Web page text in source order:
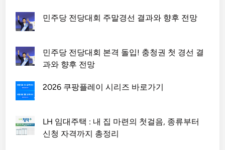
민주당 전당대회 주말경선 결과와 향후 전망
민주당 전당대회 본격 돌입! 충청권 첫 경선 결
과와 향후 전망
2026 쿠팡플레이 시리즈 바로가기
LH 임대주택 : 내 집 마련의 첫걸음, 종류부터
신청 자격까지 총정리